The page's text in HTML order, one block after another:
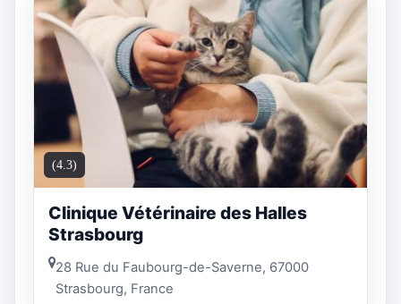
(4.3)
Clinique Vétérinaire des Halles
Strasbourg
28 Rue du Faubourg-de-Saverne, 67000
Strasbourg, France